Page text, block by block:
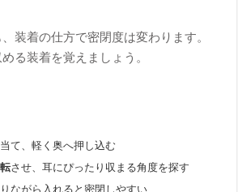
装着の仕方で密閉度は変わります。
る装着を覚えましょう。
て、軽く奥へ押し込む
させ、耳にぴったり収まる角度を探す
ながら入れると密閉しやすい